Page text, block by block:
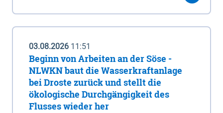
03.08.2026 11:51
Beginn von Arbeiten an der Söse -
NLWKN baut die Wasserkraftanlage
bei Droste zurück und stellt die
ökologische Durchgängigkeit des
Flusses wieder her